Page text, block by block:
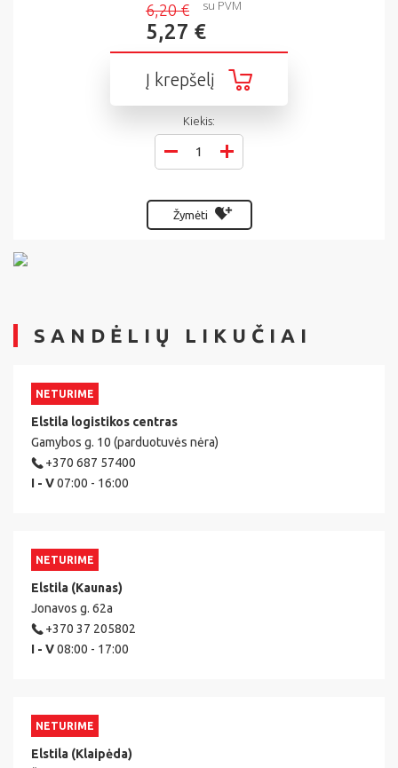
6,20 €
5,27 €
su PVM
Į krepšelį
Kiekis:
Žymėti
SANDĖLIŲ LIKUČIAI
NETURIME
Elstila logistikos centras
Gamybos g. 10 (parduotuvės nėra)
+370 687 57400
I - V07:00 - 16:00
NETURIME
Elstila (Kaunas)
Jonavos g. 62a
+370 37 205802
I - V08:00 - 17:00
NETURIME
Elstila (Klaipėda)